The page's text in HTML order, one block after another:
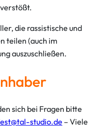
die rassistische und
teilen (auch im
auszuschließen.
sich bei Fragen bitte
studio.de – Viele